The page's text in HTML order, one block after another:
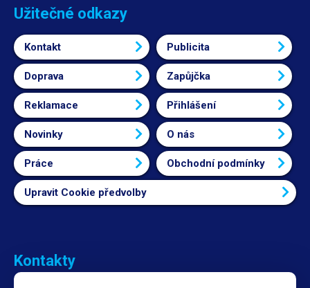
Užitečné odkazy
Kontakt Publicita
Doprava Zapůjčka
Reklamace Přihlášení
Novinky O nás
Práce Obchodní podmínky
Upravit Cookie předvolby
Kontakty